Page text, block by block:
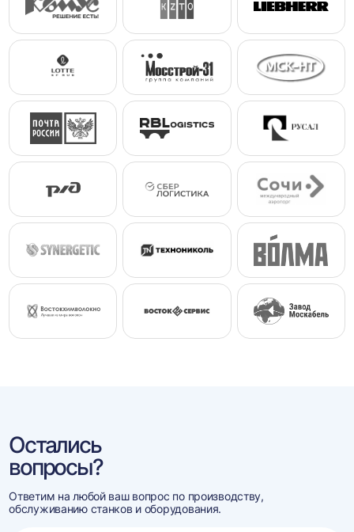
Остались
вопросы?
Ответим на любой ваш вопрос по производству,
обслуживанию станков и оборудования.